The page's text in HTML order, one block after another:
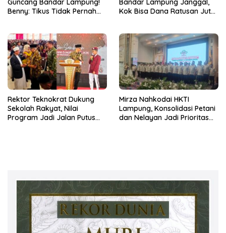
Guncang Bandar Lampung!
Benny: Tikus Tidak Pernah
Bandar Lampung Janggal,
Kok Bisa Dana Ratusan Juta
Rektor Teknokrat Dukung
Sekolah Rakyat, Nilai
Program Jadi Jalan Putus
Mirza Nahkodai HKTI
Lampung, Konsolidasi Petani
dan Nelayan Jadi Prioritas